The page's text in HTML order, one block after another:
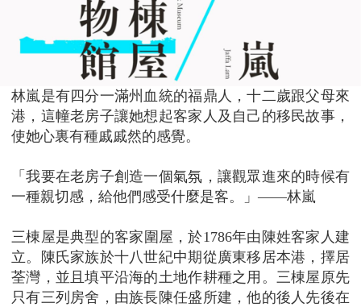
林嵐是有四分一滿州血統的福鼎人，十二歲跟父母來
港，這幢老房子讓她想起客家人及自己的移民故事，
使她心裏有種戚戚然的感覺。
「我要在老房子創造一個氣氛，讓觀眾進來的時候有
一種親切感，給他們感受什麼是客。」——林嵐
三棟屋是典型的客家圍屋，於1786年由陳姓客家人建
立。陳氏家族於十八世紀中期從廣東移居本港，擇居
荃灣，並且填平沿海的土地作耕種之用。三棟屋原先
只有三列房舍，由族長陳任盛所建，他的後人先後在